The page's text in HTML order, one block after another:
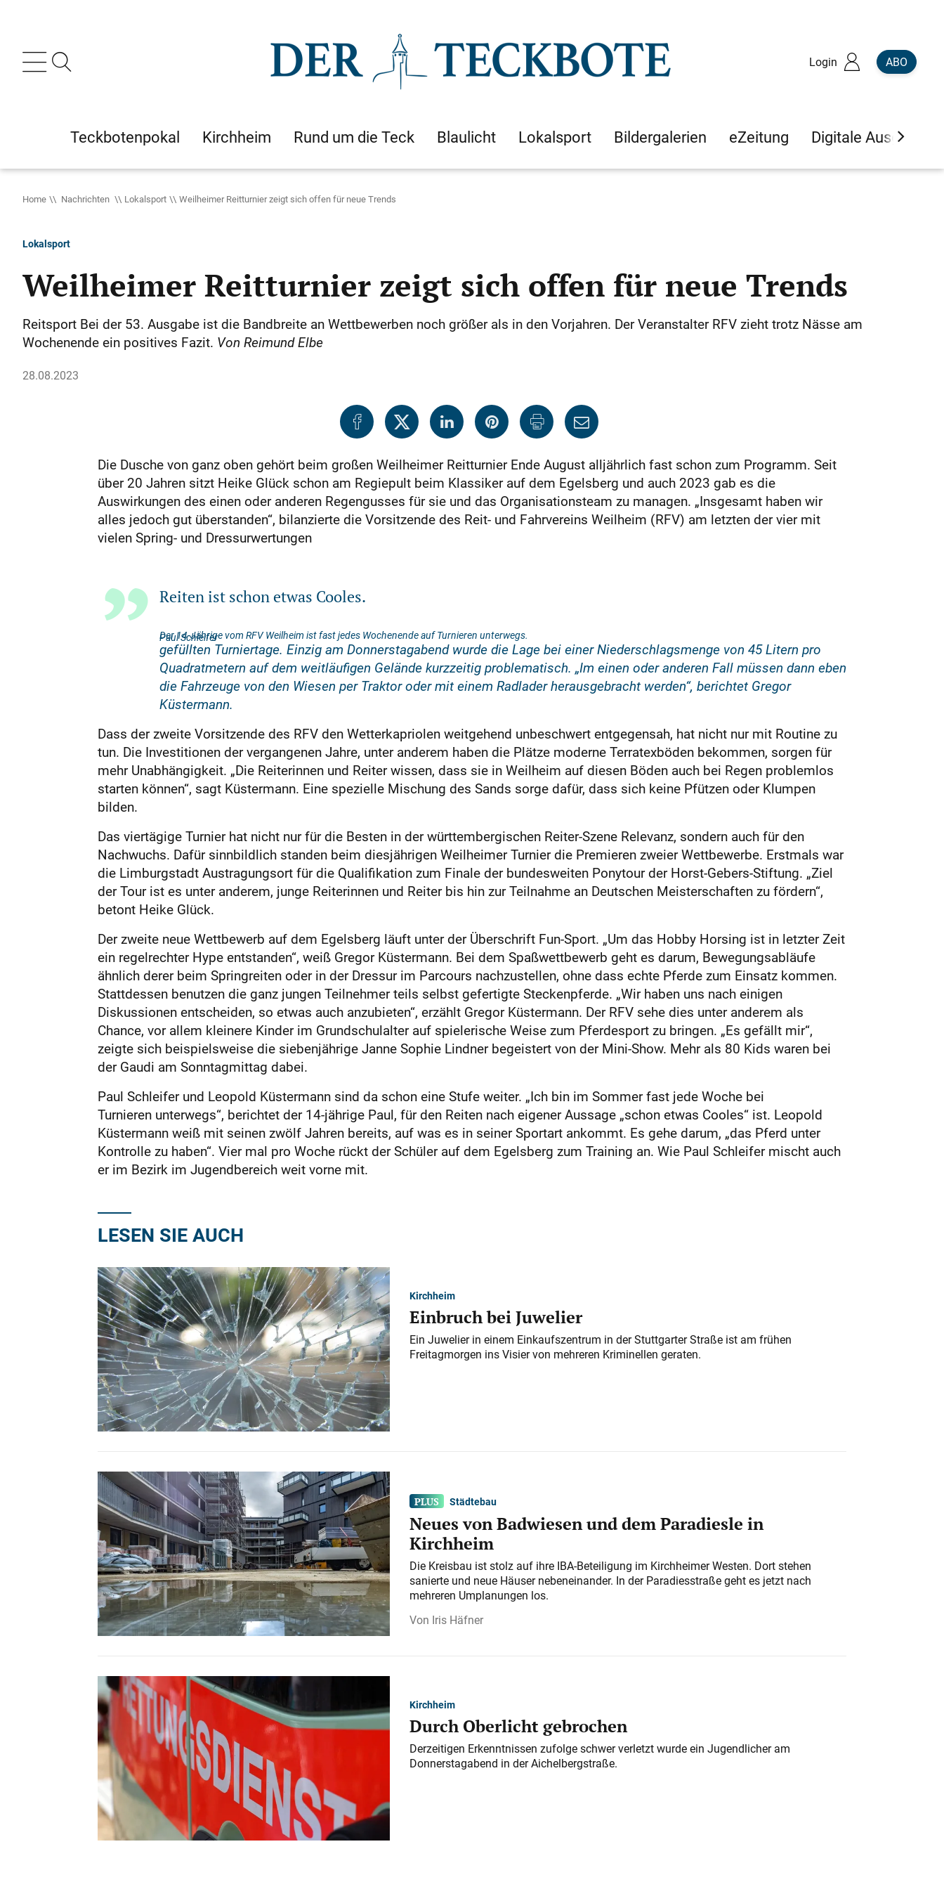
Login ABO
Teckbotenpokal Kirchheim Rund um die Teck Blaulicht Lokalsport Bildergalerien eZeitung Digitale Ausgaben
Home Nachrichten Lokalsport Weilheimer Reitturnier zeigt sich offen für neue Trends
Lokalsport
Weilheimer Reitturnier zeigt sich offen für neue Trends
Reitsport Bei der 53. Ausgabe ist die Bandbreite an Wettbewerben noch größer als in den Vorjahren. Der Veranstalter RFV zieht trotz Nässe am
Wochenende ein positives Fazit. Von Reimund Elbe
28.08.2023
Die Dusche von ganz oben gehört beim großen Weilheimer Reitturnier Ende August alljährlich fast schon zum Programm. Seit
über 20 Jahren sitzt Heike Glück schon am Regiepult beim Klassiker auf dem Egelsberg und auch 2023 gab es die
Auswirkungen des einen oder anderen Regengusses für sie und das Organisationsteam zu managen. „Insgesamt haben wir
alles jedoch gut überstanden“, bilanzierte die Vorsitzende des Reit- und Fahrvereins Weilheim (RFV) am letzten der vier mit
vielen Spring- und Dressurwertungen
Reiten ist schon etwas Cooles.
Paul Schleifer
Der 14-Jährige vom RFV Weilheim ist fast jedes Wochenende auf Turnieren unterwegs.
gefüllten Turniertage. Einzig am Donnerstagabend wurde die Lage bei einer Niederschlagsmenge von 45 Litern pro
Quadratmetern auf dem weitläufigen Gelände kurzzeitig problematisch. „Im einen oder anderen Fall müssen dann eben
die Fahrzeuge von den Wiesen per Traktor oder mit einem Radlader herausgebracht werden“, berichtet Gregor
Küstermann.
Dass der zweite Vorsitzende des RFV den Wetterkapriolen weitgehend unbeschwert entgegensah, hat nicht nur mit Routine zu
tun. Die Investitionen der vergangenen Jahre, unter anderem haben die Plätze moderne Terratexböden bekommen, sorgen für
mehr Unabhängigkeit. „Die Reiterinnen und Reiter wissen, dass sie in Weilheim auf diesen Böden auch bei Regen problemlos
starten können“, sagt Küstermann. Eine spezielle Mischung des Sands sorge dafür, dass sich keine Pfützen oder Klumpen
bilden.
Das viertägige Turnier hat nicht nur für die Besten in der württembergischen Reiter-Szene Relevanz, sondern auch für den
Nachwuchs. Dafür sinnbildlich standen beim diesjährigen Weilheimer Turnier die Premieren zweier Wettbewerbe. Erstmals war
die Limburgstadt Austragungsort für die Qualifikation zum Finale der bundesweiten Ponytour der Horst-Gebers-Stiftung. „Ziel
der Tour ist es unter anderem, junge Reiterinnen und Reiter bis hin zur Teilnahme an Deutschen Meisterschaften zu fördern“,
betont Heike Glück.
Der zweite neue Wettbewerb auf dem Egelsberg läuft unter der Überschrift Fun-Sport. „Um das Hobby Horsing ist in letzter Zeit
ein regelrechter Hype entstanden“, weiß Gregor Küstermann. Bei dem Spaßwettbewerb geht es darum, Bewegungsabläufe
ähnlich derer beim Springreiten oder in der Dressur im Parcours nachzustellen, ohne dass echte Pferde zum Einsatz kommen.
Stattdessen benutzen die ganz jungen Teilnehmer teils selbst gefertigte Steckenpferde. „Wir haben uns nach einigen
Diskussionen entscheiden, so etwas auch anzubieten“, erzählt Gregor Küstermann. Der RFV sehe dies unter anderem als
Chance, vor allem kleinere Kinder im Grundschulalter auf spielerische Weise zum Pferdesport zu bringen. „Es gefällt mir“,
zeigte sich beispielsweise die siebenjährige Janne Sophie Lindner begeistert von der Mini-Show. Mehr als 80 Kids waren bei
der Gaudi am Sonntagmittag dabei.
Paul Schleifer und Leopold Küstermann sind da schon eine Stufe weiter. „Ich bin im Sommer fast jede Woche bei
Turnieren unterwegs“, berichtet der 14-jährige Paul, für den Reiten nach eigener Aussage „schon etwas Cooles“ ist. Leopold
Küstermann weiß mit seinen zwölf Jahren bereits, auf was es in seiner Sportart ankommt. Es gehe darum, „das Pferd unter
Kontrolle zu haben“. Vier mal pro Woche rückt der Schüler auf dem Egelsberg zum Training an. Wie Paul Schleifer mischt auch
er im Bezirk im Jugendbereich weit vorne mit.
LESEN SIE AUCH
Kirchheim
Einbruch bei Juwelier
Ein Juwelier in einem Einkaufszentrum in der Stuttgarter Straße ist am frühen
Freitagmorgen ins Visier von mehreren Kriminellen geraten.
Städtebau
Neues von Badwiesen und dem Paradiesle in
Kirchheim
Die Kreisbau ist stolz auf ihre IBA-Beteiligung im Kirchheimer Westen. Dort stehen
sanierte und neue Häuser nebeneinander. In der Paradiesstraße geht es jetzt nach
mehreren Umplanungen los.
Iris Häfner
Kirchheim
Durch Oberlicht gebrochen
Derzeitigen Erkenntnissen zufolge schwer verletzt wurde ein Jugendlicher am
Donnerstagabend in der Aichelbergstraße.